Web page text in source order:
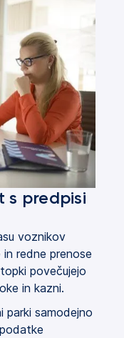
s predpisi
voznikov
redne prenose
povečujejo
in kazni.
parki samodejno